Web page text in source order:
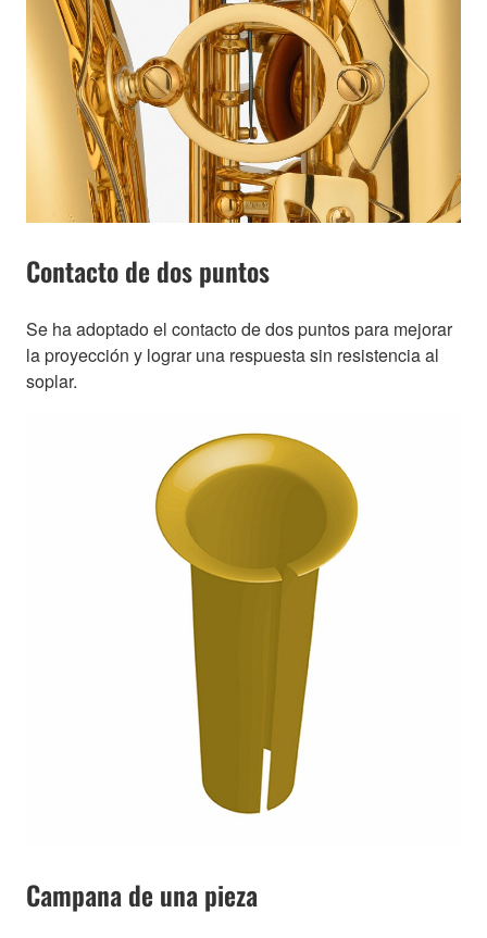
Contacto de dos puntos
Se ha adoptado el contacto de dos puntos para mejorar
la proyección y lograr una respuesta sin resistencia al
soplar.
Campana de una pieza